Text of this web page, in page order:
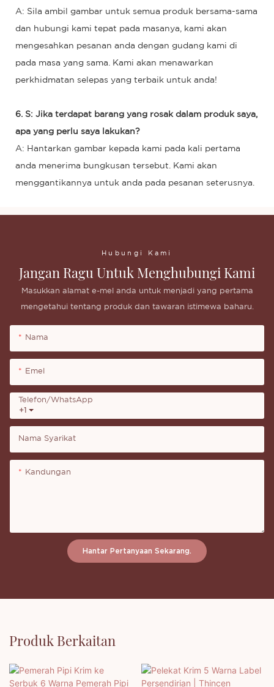
A: Sila ambil gambar untuk semua produk bersama-sama
dan hubungi kami tepat pada masanya, kami akan
mengesahkan pesanan anda dengan gudang kami di
pada masa yang sama. Kami akan menawarkan
perkhidmatan selepas yang terbaik untuk anda!
6. S: Jika terdapat barang yang rosak dalam produk saya,
apa yang perlu saya lakukan?
A: Hantarkan gambar kepada kami pada kali pertama
anda menerima bungkusan tersebut. Kami akan
menggantikannya untuk anda pada pesanan seterusnya.
Hubungi Kami
Jangan Ragu Untuk Menghubungi Kami
Masukkan alamat e-mel anda untuk menjadi yang pertama
mengetahui tentang produk dan tawaran istimewa baharu.
Nama
Emel
+1
Telefon/whatsApp
Nama Syarikat
Kandungan
Hantar Pertanyaan Sekarang.
Produk Berkaitan